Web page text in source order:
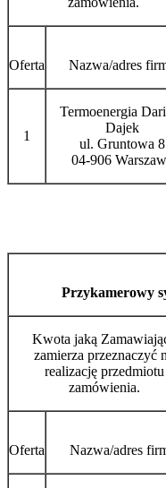
Oferta Nazwa/adres
1
Termoenergia
Dajek
ul. Gruntowa 8
04-906
Przykamerowy
Kwota jaką
zamierza przeznaczyć
realizację przedmiotu
zamówienia.
Oferta Nazwa/adres